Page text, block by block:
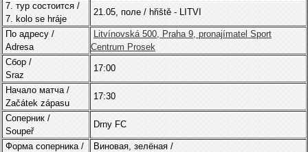
7. тур состоится /
7. kolo se hráje
21.05, поле / hřiště - LITVI
По адресу /
Adresa
Litvínovská 500, Praha 9, pronajímatel Sport
Centrum Prosek
Cбор /
Sraz
17:00
Начало матча /
Začátek zápasu
17:30
Соперник /
Soupeř
Drny FC
Форма соперника /
Виновая, зелёная /